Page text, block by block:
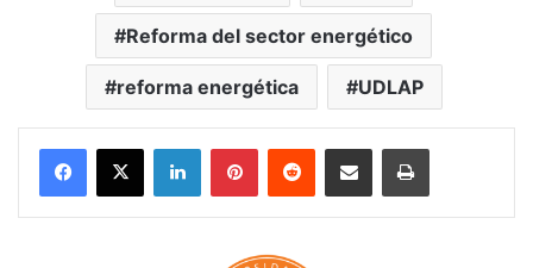
Reforma del sector energético
reforma energética UDLAP
LinkedInPinterestReddit Share via Email Print